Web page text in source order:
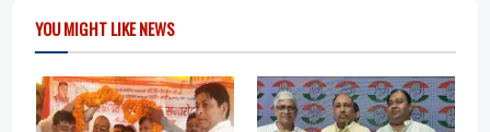
YOU MIGHT LIKE NEWS